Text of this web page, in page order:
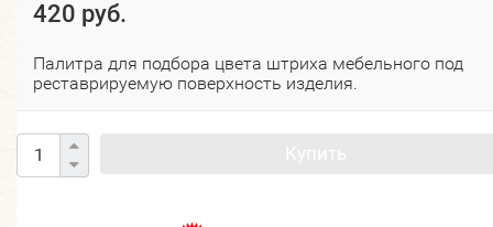
420 руб.
Палитра для подбора цвета штриха мебельного под
реставрируемую поверхность изделия.